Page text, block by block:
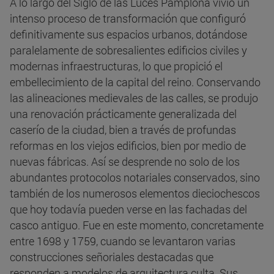
intenso proceso de transformación que configuró
definitivamente sus espacios urbanos, dotándose
paralelamente de sobresalientes edificios civiles y
modernas infraestructuras, lo que propició el
embellecimiento de la capital del reino. Conservando
las alineaciones medievales de las calles, se produjo
una renovación prácticamente generalizada del
caserío de la ciudad, bien a través de profundas
reformas en los viejos edificios, bien por medio de
nuevas fábricas. Así se desprende no solo de los
abundantes protocolos notariales conservados, sino
también de los numerosos elementos dieciochescos
que hoy todavía pueden verse en las fachadas del
casco antiguo. Fue en este momento, concretamente
entre 1698 y 1759, cuando se levantaron varias
construcciones señoriales destacadas que